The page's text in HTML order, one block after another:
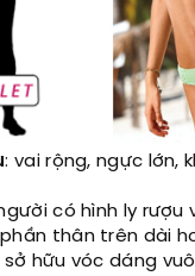
: vai rộng, ngực lớn,
có hình ly rượu
thân trên dài
hữu vóc dáng